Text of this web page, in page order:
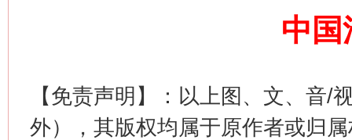
中国
【免责声明】：以上图、文、音/
外），其版权均属于原作者或归
这是一记警钟！ 谢